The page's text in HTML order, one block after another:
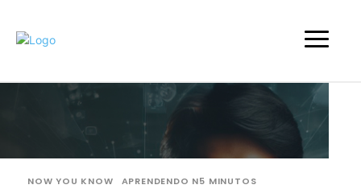
NOW YOU KNOW APRENDENDO N5 MINUTOS